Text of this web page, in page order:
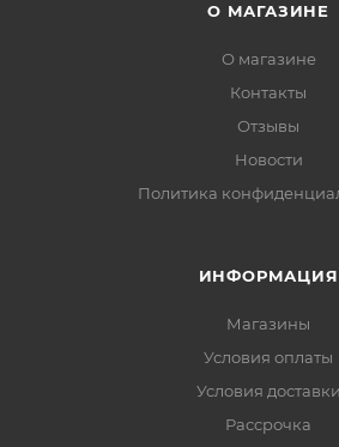
О МАГАЗИНЕ
О магазине
Контакты
Отзывы
Новости
Политика
ИНФОРМАЦИЯ
Магазины
Условия оплаты
Условия доставки
Рассрочка